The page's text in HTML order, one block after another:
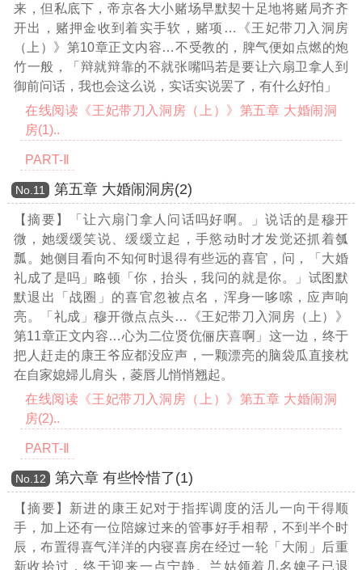
来，但私底下，帝京各大小赌场早默契十足地将赌局齐齐
开出，赌押金收到着实手软，赌项 …《王妃带刀入洞房
（上）》第10章正文内容…不受教的，脾气便如点燃的炮
竹一般，「辩就辩靠的不就张嘴吗若是要让六扇卫拿人到
御前问话，我也会这么说，实话实说罢了，有什么好怕」
在线阅读《王妃带刀入洞房（上）》第五章 大婚闹洞
房(1)..
PART-Ⅱ
Νο.11 第五章 大婚闹洞房(2)
【摘要】「让六扇门拿人问话吗好啊。」说话的是穆开
微，她缓缓笑说、缓缓立起，手慾动时才发觉还抓着瓠
瓢。她侧目看向不知何时退得有些远的喜官，问，「大婚
礼成了是吗」略顿「你，抬头，我问的就是你。」试图默
默退出「战圈」的喜官忽被点名，浑身一哆嗦，应声响
亮。「礼成」穆开微点点头…《王妃带刀入洞房（上）》
第11章正文内容…心为二位贤伉俪庆喜啊」这一边，终于
把人赶走的康王爷应都没应声，一颗漂亮的脑袋瓜直接枕
在自家媳婦儿肩头，菱唇儿悄悄翘起。
在线阅读《王妃带刀入洞房（上）》第五章 大婚闹洞
房(2)..
PART-Ⅱ
Νο.12 第六章 有些怜惜了(1)
【摘要】新进的康王妃对于指挥调度的活儿一向干得顺
手，加上还有一位陪嫁过来的管事好手相帮，不到半个时
辰，布置得喜气洋洋的内寝喜房在经过一轮「大闹」后重
新收拾过，终于迎来一点宁静。兰姑领着几名婢子已退